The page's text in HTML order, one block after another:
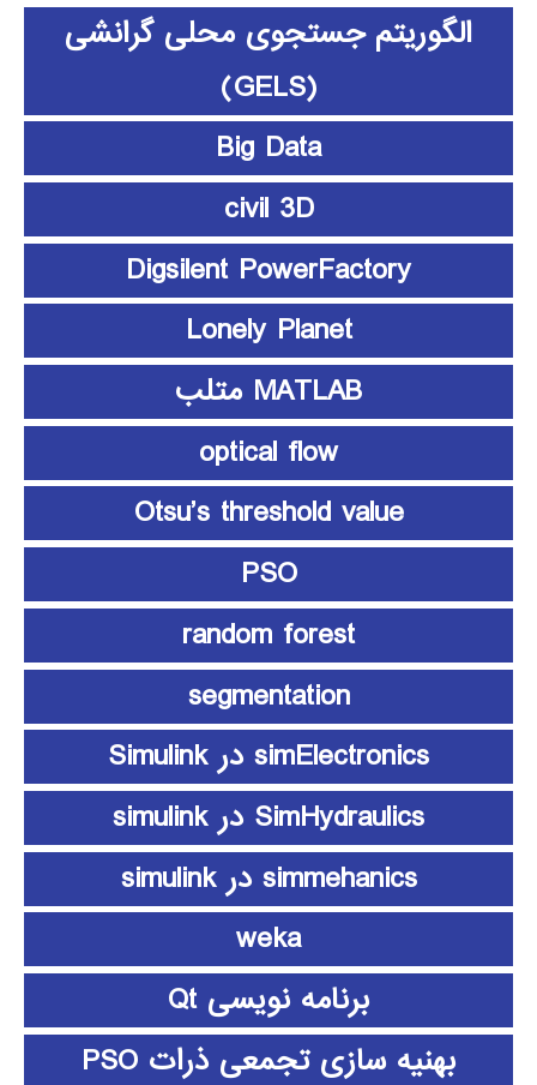
الگوریتم جستجوی محلی گرانشی
(GELS)
Big Data
civil 3D
Digsilent PowerFactory
Lonely Planet
MATLAB متلب
optical flow
Otsu’s threshold value
PSO
random forest
segmentation
simElectronics در Simulink
SimHydraulics در simulink
simmehanics در simulink
weka
برنامه نویسی Qt
بهنیه سازی تجمعی ذرات PSO